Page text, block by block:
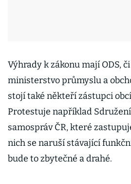
Výhrady k zákonu mají ODS,
ministerstvo průmyslu a
stojí také někteří zástupci
Protestuje například
samospráv ČR, které
nich se naruší stávající
bude to zbytečné a drahé.